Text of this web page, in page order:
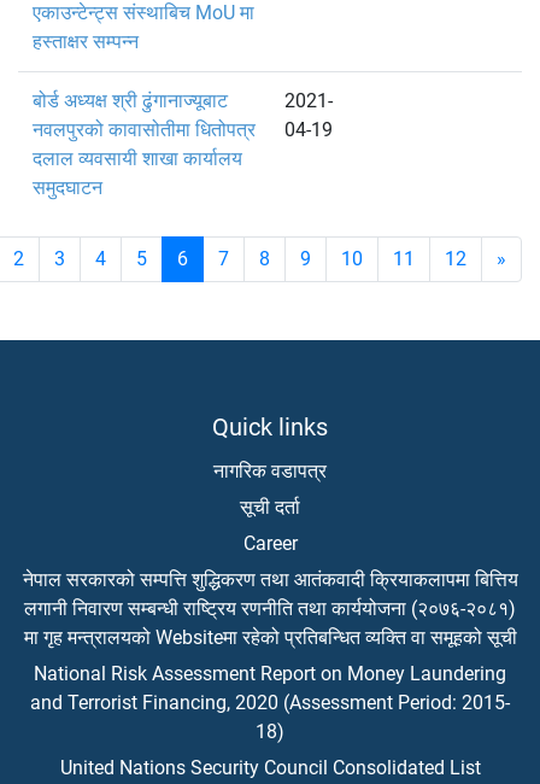
एकाउन्टेन्ट्स संस्थाबिच MoU मा
हस्ताक्षर सम्पन्न
बोर्ड अध्यक्ष श्री ढुंगानाज्यूबाट
नवलपुरको कावासोतीमा धितोपत्र
दलाल व्यवसायी शाखा कार्यालय
समुदघाटन
2021-
04-19
2 3 4 5 6 7 8 9 10 11 12 »
Quick links
नागरिक वडापत्र
सूची दर्ता
Career
नेपाल सरकारको सम्पत्ति शुद्धिकरण तथा आतंकवादी क्रियाकलापमा बित्तिय
लगानी निवारण सम्बन्धी राष्ट्रिय रणनीति तथा कार्ययोजना (२०७६-२०८१)
मा गृह मन्त्रालयको Websiteमा रहेको प्रतिबन्धित व्यक्ति वा समूहको सूची
National Risk Assessment Report on Money Laundering
and Terrorist Financing, 2020 (Assessment Period: 2015-
18)
United Nations Security Council Consolidated List